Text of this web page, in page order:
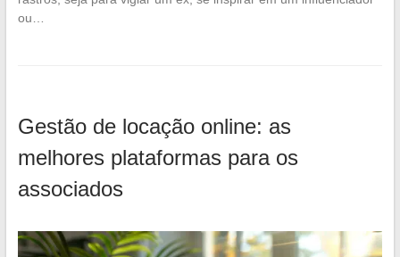
ou…
Gestão de locação online: as
melhores plataformas para os
associados